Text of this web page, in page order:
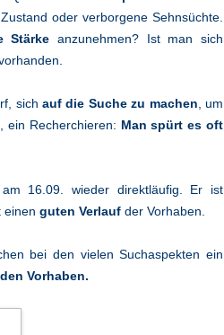
oder verborgene Sehnsüchte.
Stärke anzunehmen? Ist man sich
sich auf die Suche zu machen , um
ein Recherchieren: Man spürt es oft
16.09. wieder direktläufig. Er ist
einen guten Verlauf der Vorhaben.
bei den vielen Suchaspekten ein
Vorhaben.